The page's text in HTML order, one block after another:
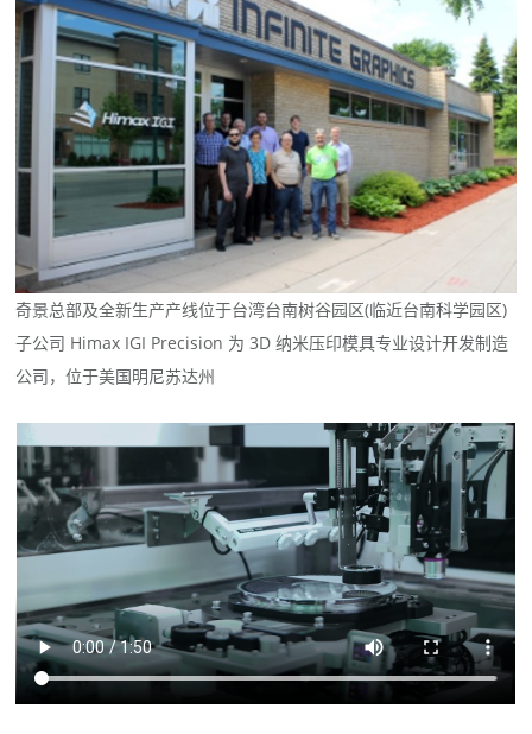
奇景总部及全新生产产线位于台湾台南树谷园区(临近台南科学园区)
子公司 Himax IGI Precision 为 3D 纳米压印模具专业设计开发制造
公司，位于美国明尼苏达州